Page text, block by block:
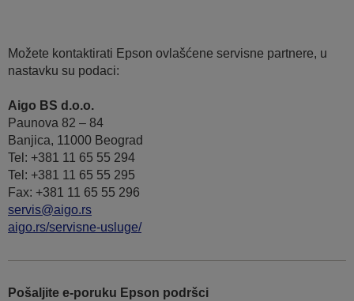
Možete kontaktirati Epson ovlašćene servisne partnere, u
nastavku su podaci:
Aigo BS d.o.o.
Paunova 82 – 84
Banjica, 11000 Beograd
Tel: +381 11 65 55 294
Tel: +381 11 65 55 295
Fax: +381 11 65 55 296
servis@aigo.rs
aigo.rs/servisne-usluge/
Pošaljite e-poruku Epson podršci